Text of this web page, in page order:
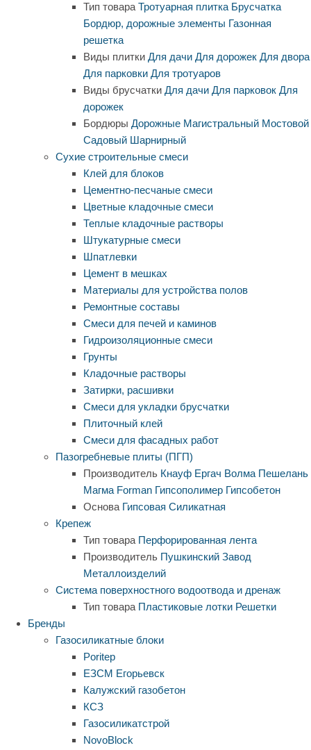
Тип товара Тротуарная плитка Брусчатка
Бордюр, дорожные элементы Газонная
решетка
Виды плитки Для дачи Для дорожек Для двора
Для парковки Для тротуаров
Виды брусчатки Для дачи Для парковок Для
дорожек
Бордюры Дорожные Магистральный Мостовой
Садовый Шарнирный
Сухие строительные смеси
Клей для блоков
Цементно-песчаные смеси
Цветные кладочные смеси
Теплые кладочные растворы
Штукатурные смеси
Шпатлевки
Цемент в мешках
Материалы для устройства полов
Ремонтные составы
Смеси для печей и каминов
Гидроизоляционные смеси
Грунты
Кладочные растворы
Затирки, расшивки
Смеси для укладки брусчатки
Плиточный клей
Смеси для фасадных работ
Пазогребневые плиты (ПГП)
Производитель Кнауф Ергач Волма Пешелань
Магма Forman Гипсополимер Гипсобетон
Основа Гипсовая Силикатная
Крепеж
Тип товара Перфорированная лента
Производитель Пушкинский Завод
Металлоизделий
Система поверхностного водоотвода и дренаж
Тип товара Пластиковые лотки Решетки
Бренды
Газосиликатные блоки
Poritep
ЕЗСМ Егорьевск
Калужский газобетон
КСЗ
Газосиликатстрой
NovoBlock